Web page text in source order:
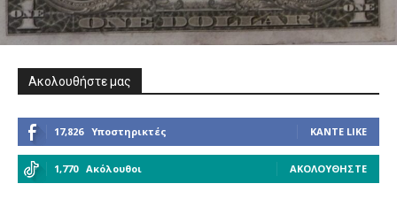
Ακολουθήστε μας
17,826 Υποστηρικτές ΚΆΝΤΕ LIKE
1,770 Ακόλουθοι ΑΚΟΛΟΥΘΉΣΤΕ